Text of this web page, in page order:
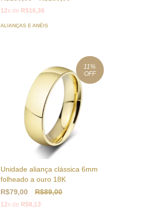
12x de R$16,36
ALIANÇAS E ANÉIS
11%
OFF
Unidade aliança clássica 6mm
folheado a ouro 18K
R$79,00
R$89,00
12x de R$8,13